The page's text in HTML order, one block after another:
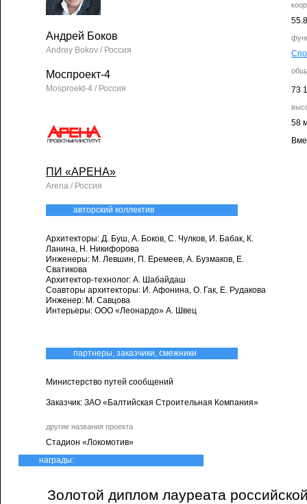
73
58
Андрей Боков
Andrey Bokov / Россия
Моспроект-4
Mosproekt-4 / Россия
ПИ «АРЕНА»
Arena / Россия
авторский коллектив
Архитекторы: Д. Буш, А. Боков, С. Чулков, И. Бабак, К.
Ланина, Н. Никифорова
Инженеры: М. Левшин, П. Еремеев, А. Бузмаков, Е.
Сватикова
Архитектор-технолог: А. Шабайдаш
Соавторы архитекторы: И. Афонина, О. Гак, Е. Рудакова
Инженер: М. Савцова
Интерьеры: ООО «Леонардо» А. Швец
партнеры, заказчики, смежники
Министерство путей сообщений
Заказчик: ЗАО «Балтийская Строительная Компания»
другие названия проекта
Стадион «Локомотив»
награды:
Золотой диплом лауреата